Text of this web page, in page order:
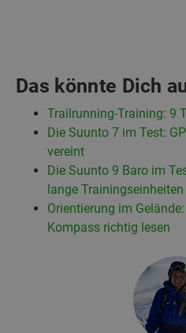
Das könnte Dich
Trailrunning-Training: 9
Die Suunto 7 im Test:
vereint
Die Suunto 9 Baro im
lange Trainingseinheiten
Orientierung im
Kompass richtig lesen